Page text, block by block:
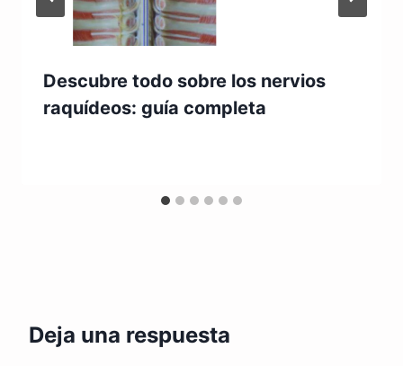
Descubre todo sobre los nervios
raquídeos: guía completa
Deja una respuesta